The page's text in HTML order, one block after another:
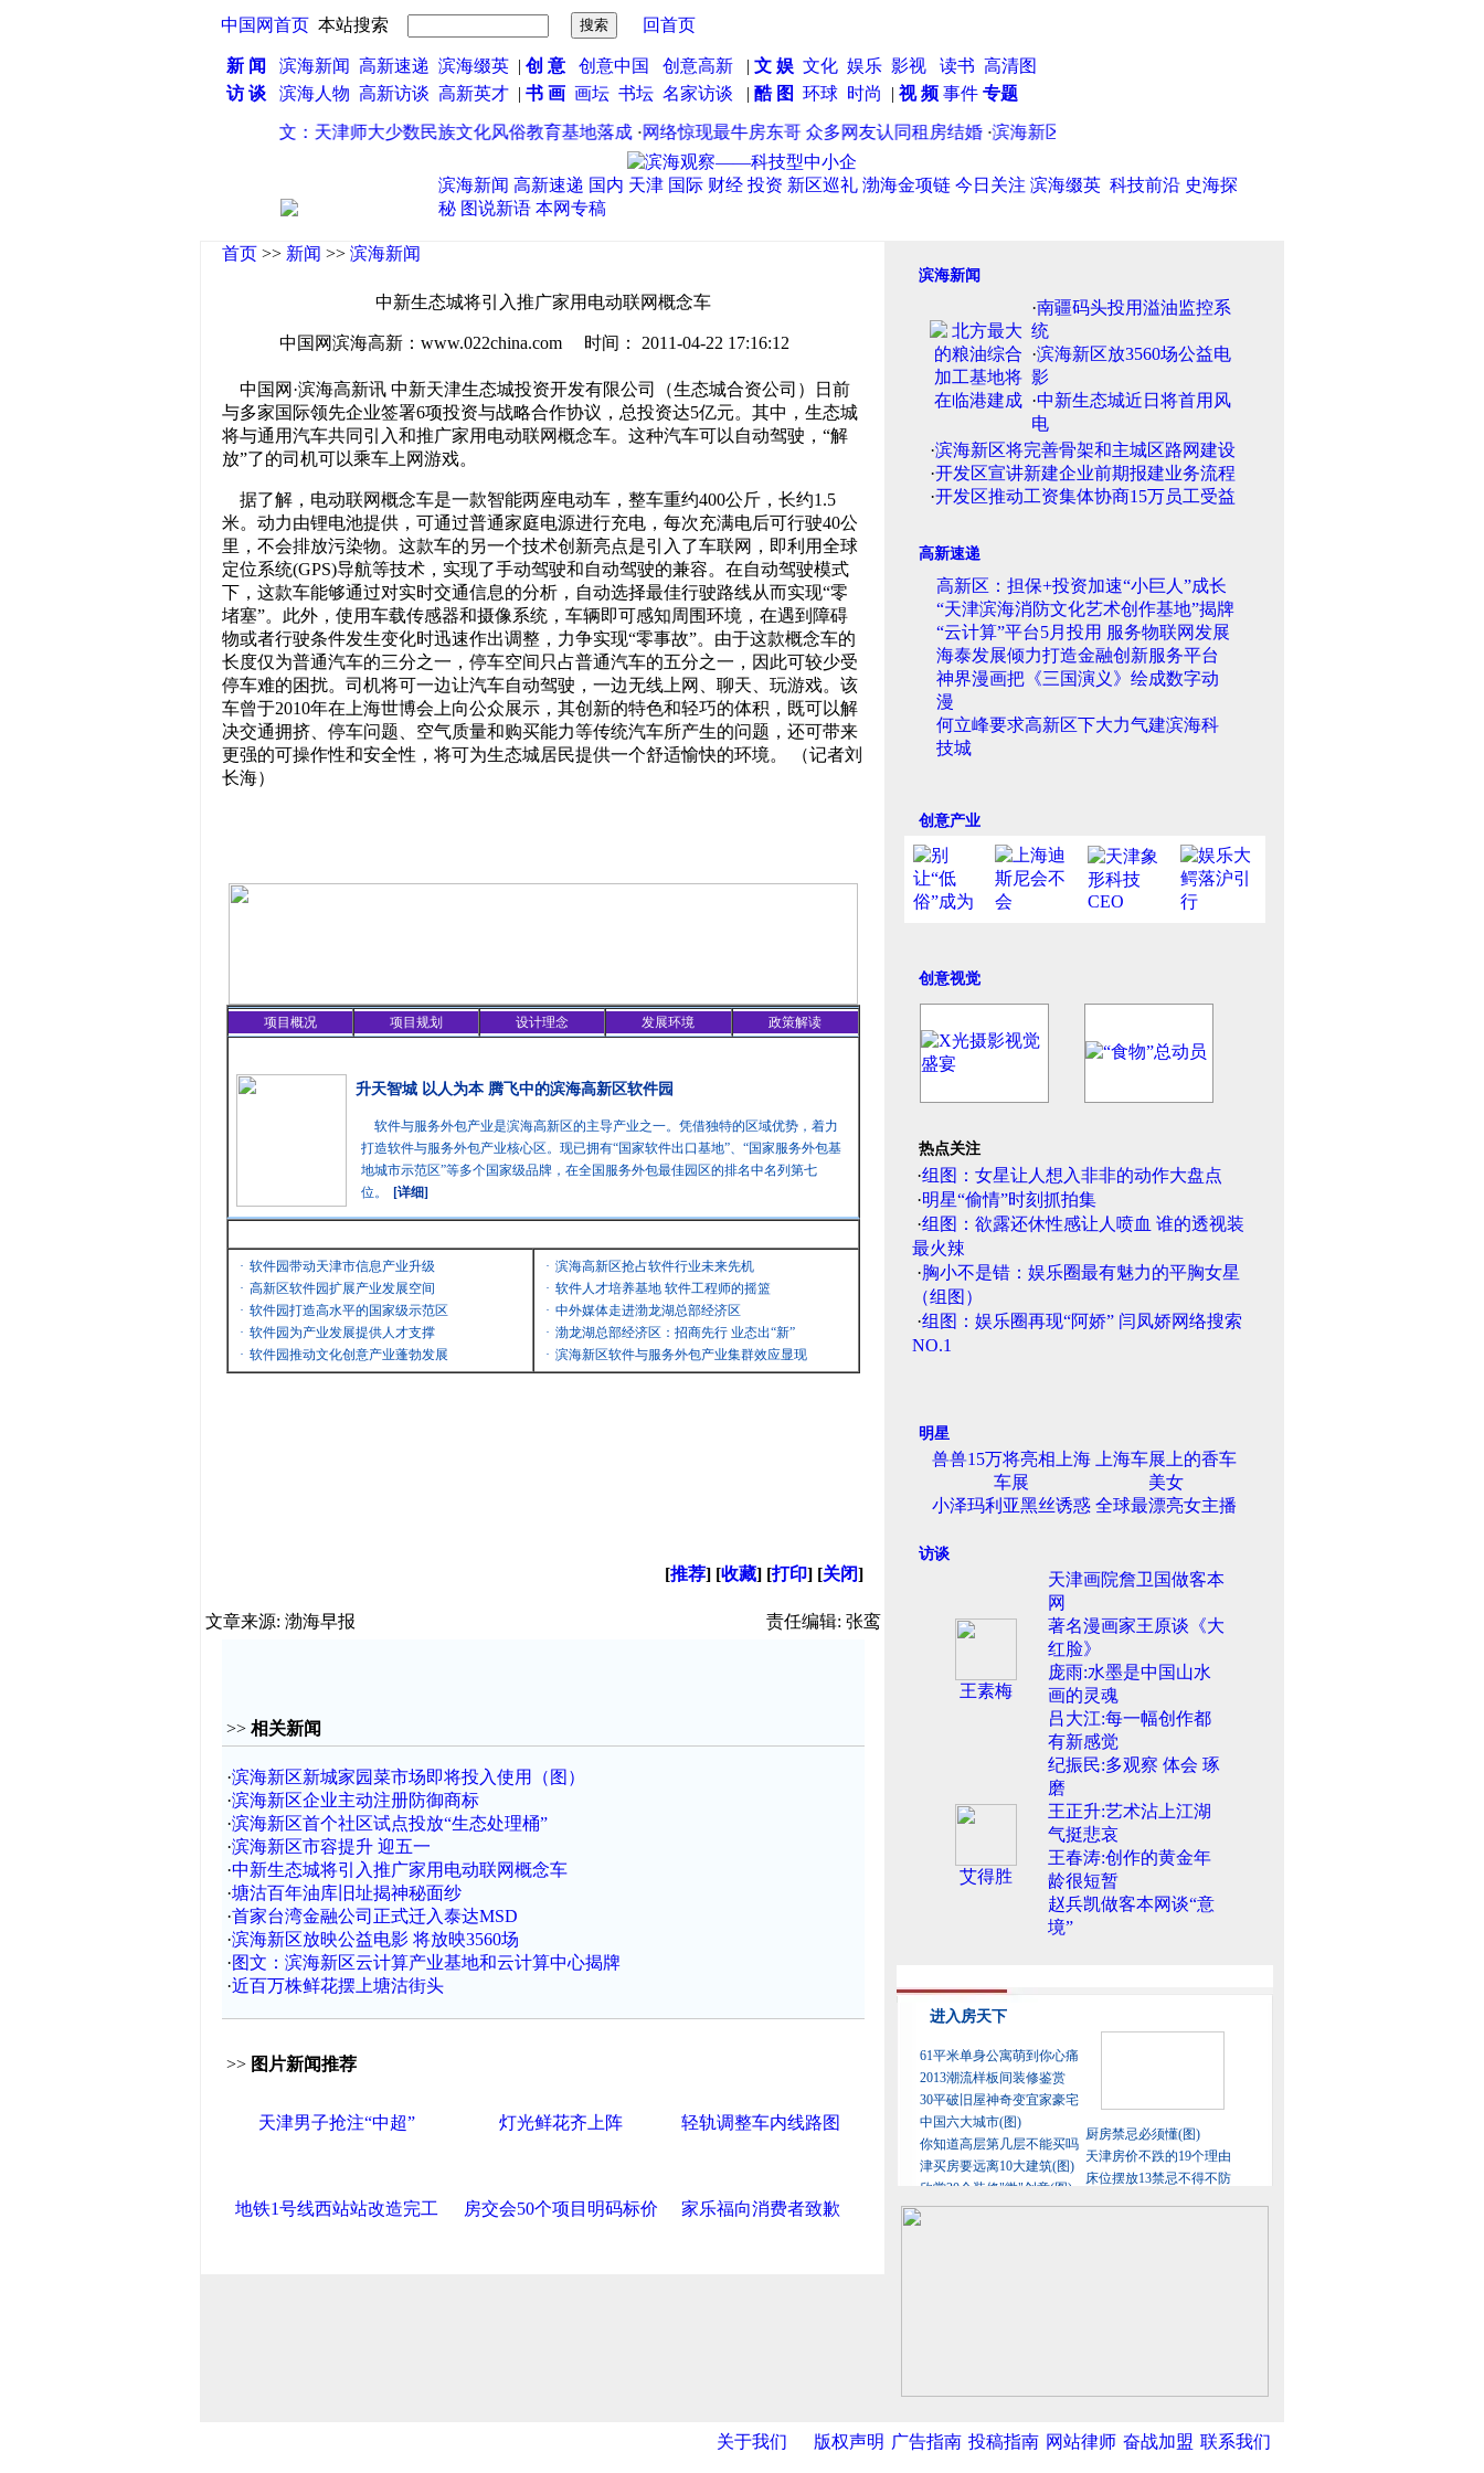
中国网首页 本站搜索 回首页
新 闻 滨海新闻 高新速递 滨海缀英| 创 意 创意中国 创意高新 | 文 娱 文化 娱乐 影视 读书 高清图
访 谈
滨海人物 高新访谈 高新英才 | 书 画 画坛 书坛 名家访谈 | 酷 图 环球 时尚 | 视 频事件 专题
图文：天津师大少数民族文化风俗教育基地落成·网络惊现最牛房东哥 众多网友认同租房结婚·滨海新区新城家园菜市场即将投入使用（图）
滨海新闻 高新速递 国内 天津 国际 财经 投资 新区巡礼 渤海金项链 今日关注 滨海缀英 科技前沿 史海探
秘 图说新语 本网专稿
首页 >> 新闻 >> 滨海新闻
中新生态城将引入推广家用电动联网概念车
中国网滨海高新：www.022china.com 时间： 2011-04-22 17:16:12
中国网·滨海高新讯 中新天津生态城投资开发有限公司（生态城合资公司）日前
与多家国际领先企业签署6项投资与战略合作协议，总投资达5亿元。其中，生态城
将与通用汽车共同引入和推广家用电动联网概念车。这种汽车可以自动驾驶，“解
放”了的司机可以乘车上网游戏。
据了解，电动联网概念车是一款智能两座电动车，整车重约400公斤，长约1.5
米。动力由锂电池提供，可通过普通家庭电源进行充电，每次充满电后可行驶40公
里，不会排放污染物。这款车的另一个技术创新亮点是引入了车联网，即利用全球
定位系统(GPS)导航等技术，实现了手动驾驶和自动驾驶的兼容。在自动驾驶模式
下，这款车能够通过对实时交通信息的分析，自动选择最佳行驶路线从而实现“零
堵塞”。此外，使用车载传感器和摄像系统，车辆即可感知周围环境，在遇到障碍
物或者行驶条件发生变化时迅速作出调整，力争实现“零事故”。由于这款概念车的
长度仅为普通汽车的三分之一，停车空间只占普通汽车的五分之一，因此可较少受
停车难的困扰。司机将可一边让汽车自动驾驶，一边无线上网、聊天、玩游戏。该
车曾于2010年在上海世博会上向公众展示，其创新的特色和轻巧的体积，既可以解
决交通拥挤、停车问题、空气质量和购买能力等传统汽车所产生的问题，还可带来
更强的可操作性和安全性，将可为生态城居民提供一个舒适愉快的环境。 （记者刘
长海）
项目概况 项目规划 设计理念 发展环境
政策解读
升天智城 以人为本 腾飞中的滨海高新区软件园
软件与服务外包产业是滨海高新区的主导产业之一。凭借独特的区域优势，着力
打造软件与服务外包产业核心区。现已拥有“国家软件出口基地”、“国家服务外包基
地城市示范区”等多个国家级品牌，在全国服务外包最佳园区的排名中名列第七
位。
[详细]
· 软件园带动天津市信息产业升级
· 高新区软件园扩展产业发展空间
· 软件园打造高水平的国家级示范区
· 软件园为产业发展提供人才支撑
· 软件园推动文化创意产业蓬勃发展
· 滨海高新区抢占软件行业未来先机
· 软件人才培养基地 软件工程师的摇篮
· 中外媒体走进渤龙湖总部经济区
· 渤龙湖总部经济区：招商先行 业态出“新”
· 滨海新区软件与服务外包产业集群效应显现
[推荐] [收藏] [打印] [关闭]
文章来源: 渤海早报 责任编辑: 张鸾
>> 相关新闻
·滨海新区新城家园菜市场即将投入使用（图）
·滨海新区企业主动注册防御商标
·滨海新区首个社区试点投放“生态处理桶”
·滨海新区市容提升 迎五一
·中新生态城将引入推广家用电动联网概念车
·塘沽百年油库旧址揭神秘面纱
·首家台湾金融公司正式迁入泰达MSD
·滨海新区放映公益电影 将放映3560场
·图文：滨海新区云计算产业基地和云计算中心揭牌
·近百万株鲜花摆上塘沽街头
>> 图片新闻推荐
天津男子抢注“中超” 灯光鲜花齐上阵 轻轨调整车内线路图
地铁1号线西站站改造完工 房交会50个项目明码标价 家乐福向消费者致歉
滨海新闻
·南疆码头投用溢油监控系
统
·滨海新区放3560场公益电
影
·中新生态城近日将首用风
电
·滨海新区将完善骨架和主城区路网建设
·开发区宣讲新建企业前期报建业务流程
·开发区推动工资集体协商15万员工受益
高新速递
高新区：担保+投资加速“小巨人”成长
“天津滨海消防文化艺术创作基地”揭牌
“云计算”平台5月投用 服务物联网发展
海泰发展倾力打造金融创新服务平台
神界漫画把《三国演义》绘成数字动
漫
何立峰要求高新区下大力气建滨海科
技城
创意产业
创意视觉
热点关注
·组图：女星让人想入非非的动作大盘点
·明星“偷情”时刻抓拍集
·组图：欲露还休性感让人喷血 谁的透视装
最火辣
·胸小不是错：娱乐圈最有魅力的平胸女星
（组图）
·组图：娱乐圈再现“阿娇” 闫凤娇网络搜索
NO.1
明星
兽兽15万将亮相上海
车展
上海车展上的香车
美女
小泽玛利亚黑丝诱惑 全球最漂亮女主播
访谈
王素梅
天津画院詹卫国做客本
网
著名漫画家王原谈《大
红脸》
庞雨:水墨是中国山水
画的灵魂
吕大江:每一幅创作都
有新感觉
艾得胜
纪振民:多观察 体会 琢
磨
王正升:艺术沾上江湖
气挺悲哀
王春涛:创作的黄金年
龄很短暂
赵兵凯做客本网谈“意
境”
关于我们 版权声明 广告指南 投稿指南 网站律师 奋战加盟 联系我们